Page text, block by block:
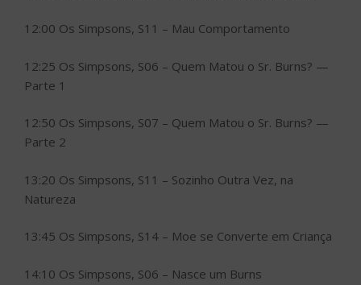
12:00 Os Simpsons, S11 – Mau Comportamento
12:25 Os Simpsons, S06 – Quem Matou o Sr. Burns? —
Parte 1
12:50 Os Simpsons, S07 – Quem Matou o Sr. Burns? —
Parte 2
13:20 Os Simpsons, S11 – Sozinho Outra Vez, na
Natureza
13:45 Os Simpsons, S14 – Moe se Converte em Criança
14:10 Os Simpsons, S06 – Nasce um Burns